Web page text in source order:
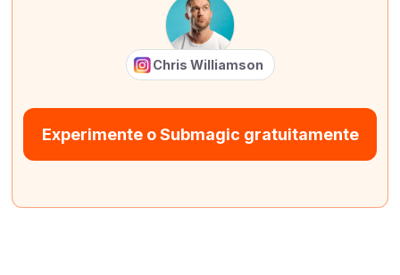
Chris Williamson
Experimente o Submagic gratuitamente